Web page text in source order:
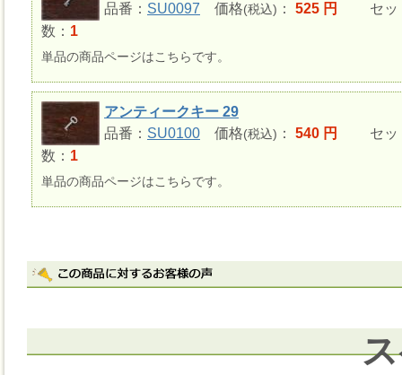
品番： SU0097 価格(税込) ： 525 円
セッ
数： 1
単品の商品ページはこちらです。
アンティークキー 29
品番： SU0100 価格(税込) ： 540 円
セッ
数： 1
単品の商品ページはこちらです。